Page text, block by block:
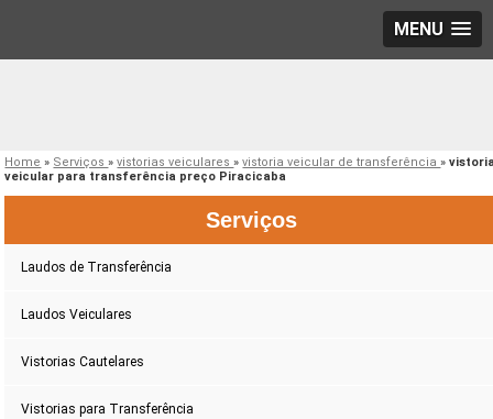
MENU
Home » Serviços»vistorias veiculares»vistoria veicular de transferência»
veicular para transferência preço Piracicaba
Serviços
Laudos de Transferência
Laudos Veiculares
Vistorias Cautelares
Vistorias para Transferência